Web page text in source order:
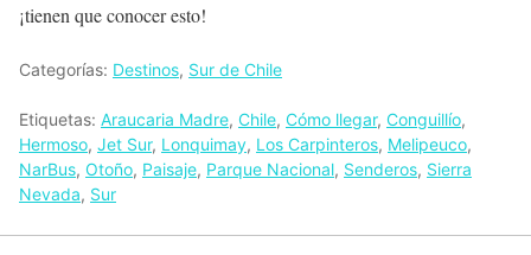
¡tienen que conocer esto!
Categorías: Destinos, Sur de Chile
Etiquetas: Araucaria Madre, Chile, Cómo llegar, Conguillío,
Hermoso, Jet Sur, Lonquimay, Los Carpinteros, Melipeuco,
NarBus, Otoño, Paisaje, Parque Nacional, Senderos, Sierra
Nevada, Sur